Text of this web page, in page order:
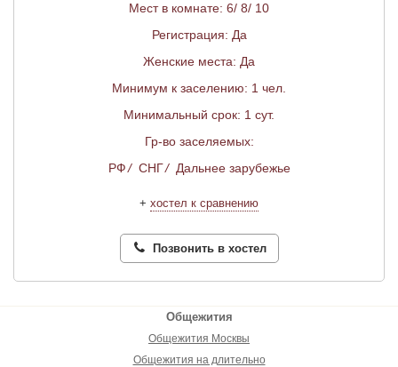
Мест в комнате: 6/ 8/ 10
Регистрация: Да
Женские места: Да
Минимум к заселению: 1 чел.
Минимальный срок: 1 сут.
Гр-во заселяемых:
РФ/ СНГ/ Дальнее зарубежье
+ хостел к сравнению
Позвонить в хостел
Общежития
Общежития Москвы
Общежития на длительно